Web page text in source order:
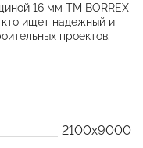
16 мм ТМ BORREX
кто ищет надежный и
проектов.
2100x9000